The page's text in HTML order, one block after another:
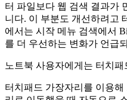
터 파일보다 웹 검색 결과가
니다. 이 부분도 개선하려고
에서는 시작 메뉴 검색에서
를 더 우선하는 변화가 언급
노트북 사용자에게는 터치
터치패드 가장자리를 이용